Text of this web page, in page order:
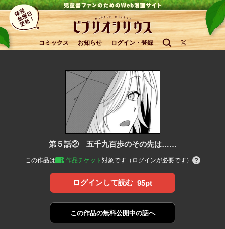
コミックス お知らせ ログイン・登録
第５話② 五千九百歩のその先は……
この作品は 作品チケット 対象です（ログインが必要です）
ログインして読む 95pt
この作品の無料公開中の話へ